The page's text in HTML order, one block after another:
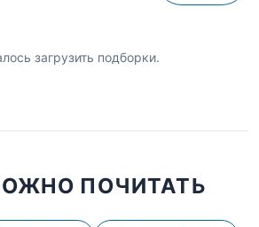
загрузить подборки.
ПОЧИТАТЬ